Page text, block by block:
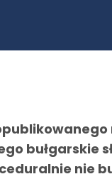
bułgarskie
nie